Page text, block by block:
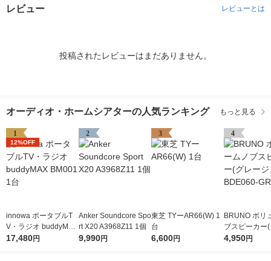
レビュー レビューとは
投稿されたレビューはまだありません。
オーディオ・ホームシアターの人気ランキング もっと見る
1
12%OFF
innowa ポータブルT
V・ラジオ buddyMAX
BM001 1台
17,480円
2
Anker Soundcore Spo
rt X20 A3968Z11 1個
9,990円
3
東芝 TYーAR66(W) 1
台
6,600円
4
BRUNO ボリ
ブスピーカー
ジュ)
4,950円